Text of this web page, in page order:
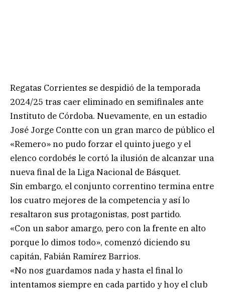
Regatas Corrientes se despidió de la temporada
2024/25 tras caer eliminado en semifinales ante
Instituto de Córdoba. Nuevamente, en un estadio
José Jorge Contte con un gran marco de público el
«Remero» no pudo forzar el quinto juego y el
elenco cordobés le cortó la ilusión de alcanzar una
nueva final de la Liga Nacional de Básquet.
Sin embargo, el conjunto correntino termina entre
los cuatro mejores de la competencia y así lo
resaltaron sus protagonistas, post partido.
«Con un sabor amargo, pero con la frente en alto
porque lo dimos todo», comenzó diciendo su
capitán, Fabián Ramírez Barrios.
«No nos guardamos nada y hasta el final lo
intentamos siempre en cada partido y hoy el club